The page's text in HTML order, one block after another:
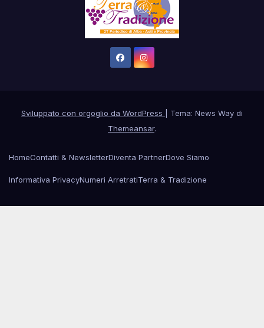
Sviluppato con orgoglio da WordPress
Tema: News Way di
Themeansar.
HomeContatti & NewsletterDiventa PartnerDove Siamo
Informativa PrivacyNumeri ArretratiTerra & Tradizione